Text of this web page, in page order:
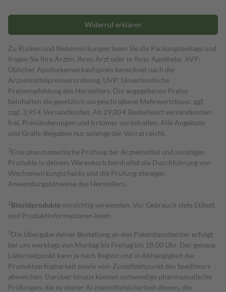
Widerruf erklären
Zu Risiken und Nebenwirkungen lesen Sie die Packungsbeilage und
fragen Sie Ihre Ärztin, Ihren Arzt oder in Ihrer Apotheke. AVP:
Üblicher Apothekenverkaufspreis berechnet nach der
Arzneimittelpreisverordnung. UVP: Unverbindliche
Preisempfehlung des Herstellers. Die angegebenen Preise
beinhalten die gesetzlich vorgeschriebene Mehrwertsteuer, ggf.
zzgl. 3,95 € Versandkosten. Ab 29,00 € Bestell­wert versand­kosten­
frei. Preisänderungen und Irrtümer vorbehalten. Alle Angebote
und Gratis-Beigaben nur solange der Vorrat reicht.
1 Eine pharmazeutische Prüfung der Arzneimittel und sonstigen
Produkte in deinem Warenkorb beinhaltet die Durchführung von
Wechselwirkungschecks und die Prüfung etwaiger
Anwendungshinweise des Herstellers.
2Biozidproduktevorsichtig verwenden. Vor Gebrauch stets Etikett
und Produktinformationen lesen.
3Die Übergabe deiner Bestellung an den Paketdienstleister erfolgt
bei uns werktags von Montag bis Freitag bis 18:00 Uhr. Der genaue
Lieferzeitpunkt kann je nach Region und in Abhängigkeit der
Produktverfügbarkeit sowie vom Zustellzeitpunkt des Spediteurs
abweichen. Darüber hinaus können notwendige pharmazeutische
Prüfungen, die zu deiner Arzneimittelsicherheit dienen, die